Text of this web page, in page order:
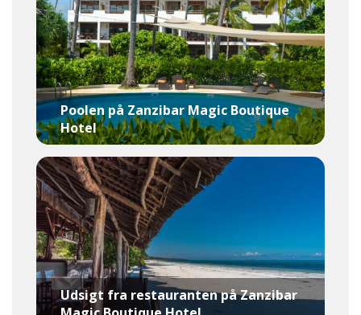
Poolen på Zanzibar Magic Boutique
Hotel
Udsigt fra restauranten på Zanzibar